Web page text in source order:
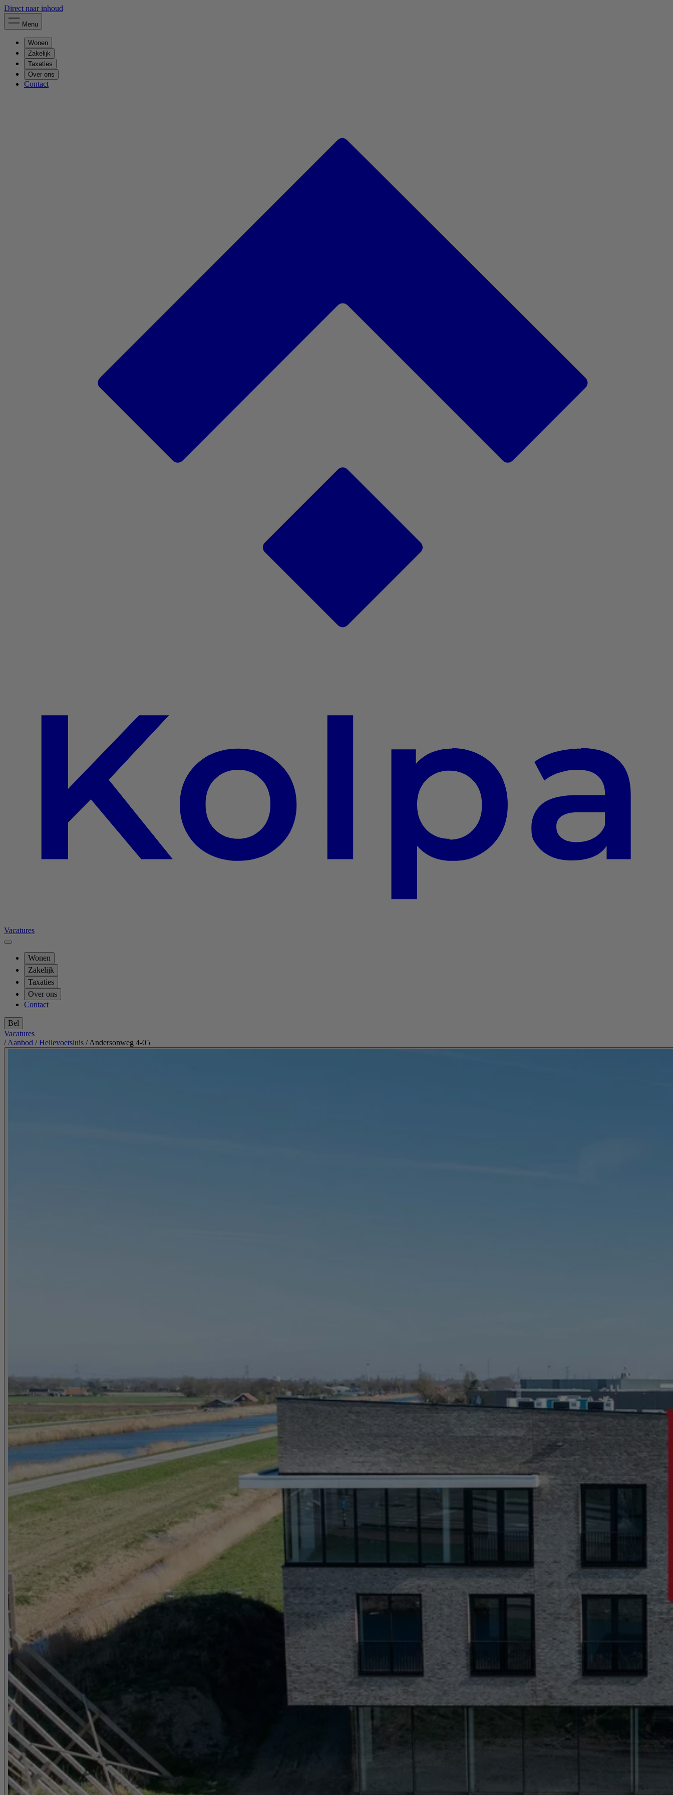
Direct naar inhoud
Menu
Wonen
Zakelijk
Taxaties
Over ons
Contact
Vacatures
Wonen
Zakelijk
Taxaties
Over ons
Contact
Bel
Vacatures
/ Aanbod / Hellevoetsluis / Andersonweg 4-05